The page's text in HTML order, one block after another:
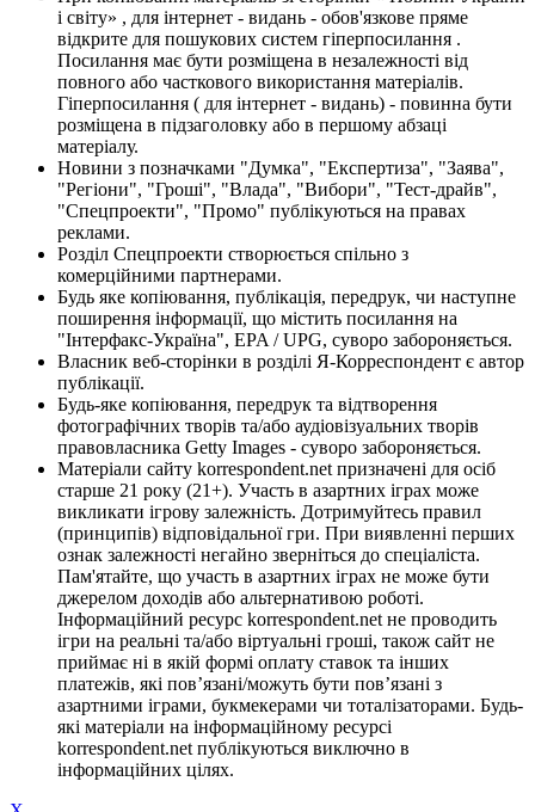
і світу» , для інтернет - видань - обов'язкове пряме
відкрите для пошукових систем гіперпосилання .
Посилання має бути розміщена в незалежності від
повного або часткового використання матеріалів.
Гіперпосилання ( для інтернет - видань) - повинна бути
розміщена в підзаголовку або в першому абзаці
матеріалу.
Новини з позначками "Думка", "Експертиза", "Заява",
"Регіони", "Гроші", "Влада", "Вибори", "Тест-драйв",
"Спецпроекти", "Промо" публікуються на правах
реклами.
Розділ Спецпроекти створюється спільно з
комерційними партнерами.
Будь яке копіювання, публікація, передрук, чи наступне
поширення інформації, що містить посилання на
"Інтерфакс-Україна", EPA / UPG, суворо забороняється.
Власник веб-сторінки в розділі Я-Корреспондент є автор
публікації.
Будь-яке копіювання, передрук та відтворення
фотографічних творів та/або аудіовізуальних творів
правовласника Getty Images - суворо забороняється.
Матеріали сайту korrespondent.net призначені для осіб
старше 21 року (21+). Участь в азартних іграх може
викликати ігрову залежність. Дотримуйтесь правил
(принципів) відповідальної гри. При виявленні перших
ознак залежності негайно зверніться до спеціаліста.
Пам'ятайте, що участь в азартних іграх не може бути
джерелом доходів або альтернативою роботі.
Інформаційний ресурс korrespondent.net не проводить
ігри на реальні та/або віртуальні гроші, також сайт не
приймає ні в якій формі оплату ставок та інших
платежів, які пов’язані/можуть бути пов’язані з
азартними іграми, букмекерами чи тоталізаторами. Будь-
які матеріали на інформаційному ресурсі
korrespondent.net публікуються виключно в
інформаційних цілях.